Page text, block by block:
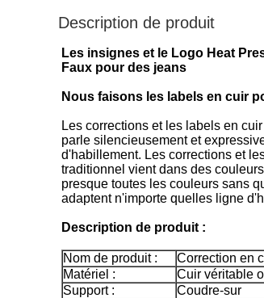
Description de produit
Les insignes et le Logo Heat
Faux pour des jeans
Nous faisons les labels en cuir
Les corrections et les labels en
parle silencieusement et
d'habillement. Les corrections et
traditionnel vient dans des
presque toutes les couleurs sans
adaptent n'importe quelles ligne
Description de produit :
Nom de produit :
Correction en
Matériel :
Cuir véritable
Support :
Coudre-sur